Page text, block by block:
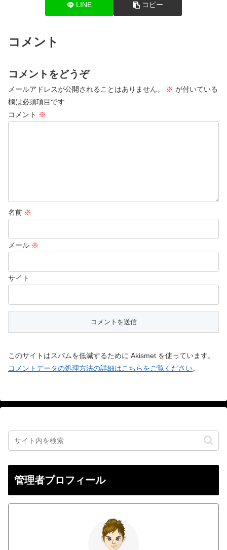
LINE コピー
コメント
コメントをどうぞ
メールアドレスが公開されることはありません。 ※ が付いている
欄は必須項目です
コメント ※
名前 ※
メール ※
サイト
このサイトはスパムを低減するために Akismet を使っています。
コメントデータの処理方法の詳細はこちらをご覧ください。
管理者プロフィール